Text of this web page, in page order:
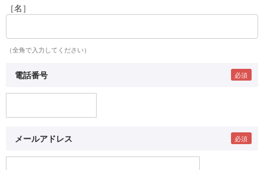
［名］
（全角で入力してください）
電話番号
メールアドレス